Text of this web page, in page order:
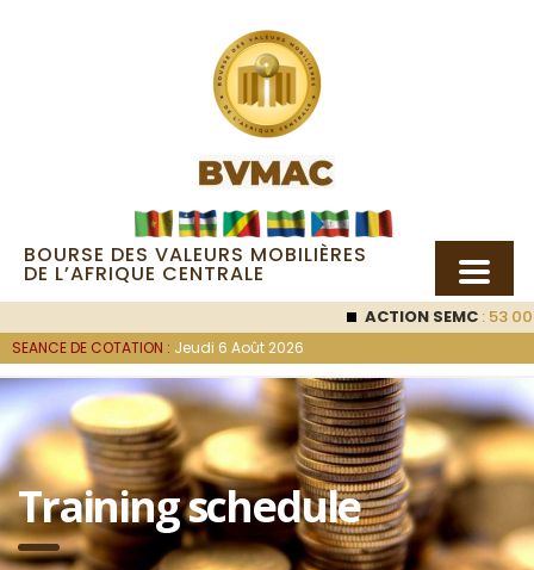
BOURSE DES VALEURS MOBILIÈRES
DE L’AFRIQUE CENTRALE
ACTION SEMC: 53 000
SEANCE DE COTATION : Jeudi 6 Août 2026
Training schedule